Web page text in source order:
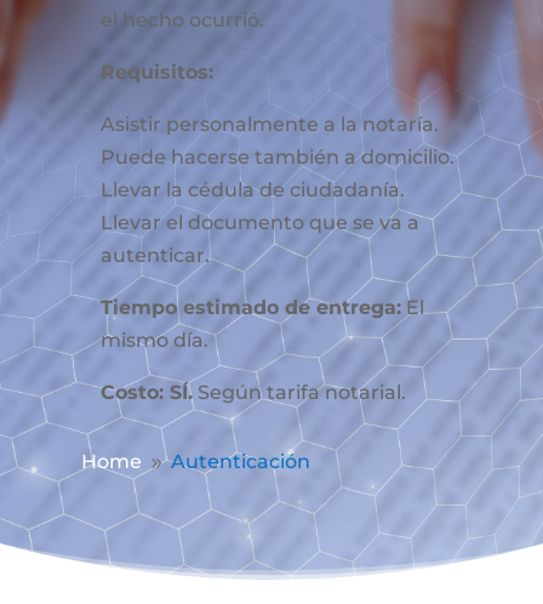
el hecho ocurrió.
Requisitos:
Asistir personalmente a la notaría.
Puede hacerse también a domicilio.
Llevar la cédula de ciudadanía.
Llevar el documento que se va a
autenticar.
Tiempo estimado de entrega:El
mismo día.
Costo: SÍ.Según tarifa notarial.
Home 9 Autenticación